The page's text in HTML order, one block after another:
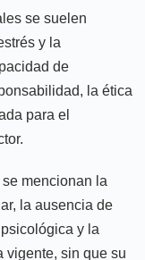
se suelen
y la
de
la ética
para el
mencionan la
la ausencia de
y la
vigente, sin que su